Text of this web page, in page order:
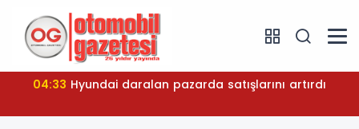
04:33 Hyundai daralan pazarda satışlarını artırdı